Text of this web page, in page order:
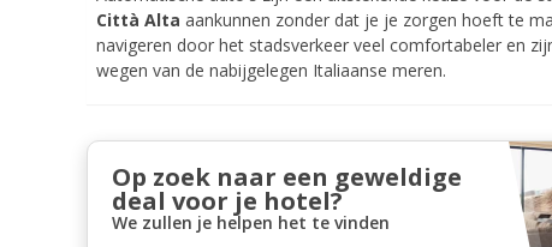
Città Alta aankunnen zonder dat je je zorgen hoeft te
navigeren door het stadsverkeer veel comfortabeler en
wegen van de nabijgelegen Italiaanse meren.
Op zoek naar een geweldige
deal voor je hotel?
We zullen je helpen het te vinden